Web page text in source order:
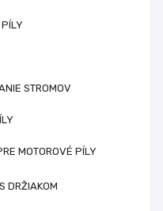
STROMOV
MOTOROVÉ PÍLY
DRŽIAKOM